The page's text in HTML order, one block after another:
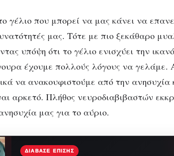
γέλιο που μπορεί να μας κάνει να
μας. Τότε με πιο ξεκάθαρο
υπόψη ότι το γέλιο ενισχύει την
έχουμε πολλούς λόγους να γελάμε.
να ανακουφιστούμε από την ανησυχία
αρκετό. Πλήθος νευροδιαβιβαστών
μας για το αύριο.
ΔΙΆΒΑΣΕ ΕΠΊΣΗΣ